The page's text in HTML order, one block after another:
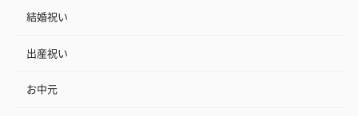
結婚祝い
出産祝い
お中元